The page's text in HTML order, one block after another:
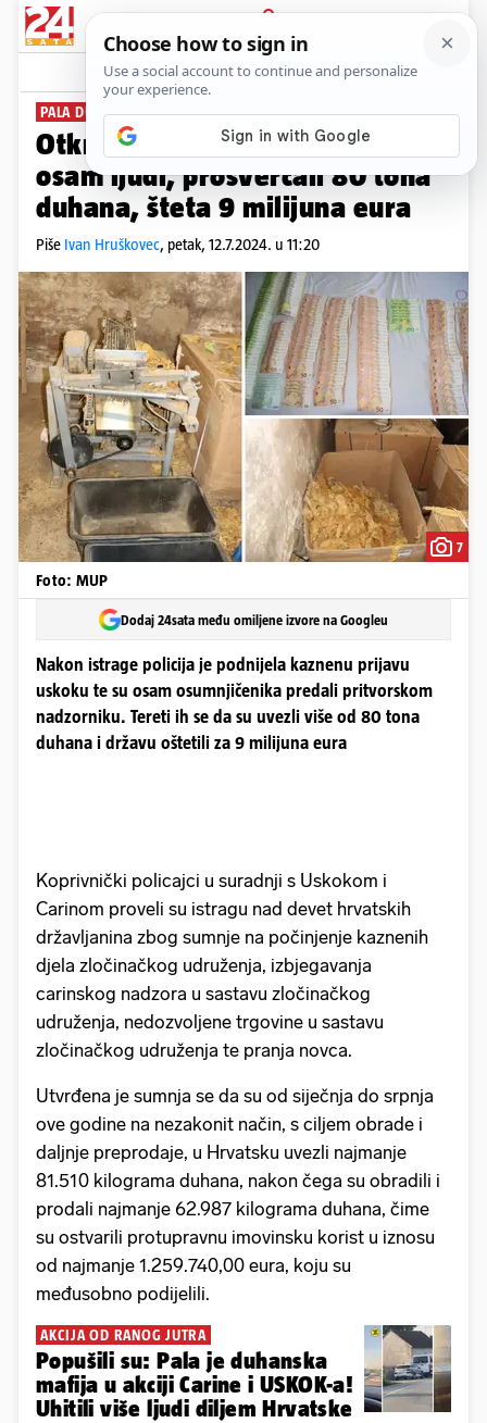
PRIJAVA
News Komentari
PALA DUHANSKA MAFIJA
Otkrili kako su 'popušili': Uhitili
osam ljudi, prošvercali 80 tona
duhana, šteta 9 milijuna eura
Piše Ivan Hruškovec, petak, 12.7.2024. u 11:20
7
Foto: MUP
Dodaj 24sata među omiljene izvore na Googleu
Nakon istrage policija je podnijela kaznenu prijavu
uskoku te su osam osumnjičenika predali pritvorskom
nadzorniku. Tereti ih se da su uvezli više od 80 tona
duhana i državu oštetili za 9 milijuna eura
Koprivnički policajci u suradnji s Uskokom i
Carinom proveli su istragu nad devet hrvatskih
državljanina zbog sumnje na počinjenje kaznenih
djela zločinačkog udruženja, izbjegavanja
carinskog nadzora u sastavu zločinačkog
udruženja, nedozvoljene trgovine u sastavu
zločinačkog udruženja te pranja novca.
Utvrđena je sumnja se da su od siječnja do srpnja
ove godine na nezakonit način, s ciljem obrade i
daljnje preprodaje, u Hrvatsku uvezli najmanje
81.510 kilograma duhana, nakon čega su obradili i
prodali najmanje 62.987 kilograma duhana, čime
su ostvarili protupravnu imovinsku korist u iznosu
od najmanje 1.259.740,00 eura, koju su
međusobno podijelili.
AKCIJA OD RANOG JUTRA
Popušili su: Pala je duhanska
mafija u akciji Carine i USKOK-a!
Uhitili više ljudi diljem Hrvatske